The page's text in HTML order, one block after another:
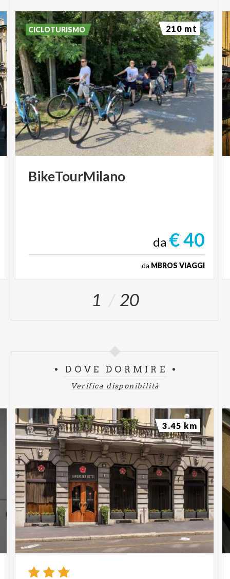
BikeTourMilano
da € 40
da MBROS VIAGGI
CICLOTURISMO 210 mt
1 20
DOVE DORMIRE
Verifica disponibilità
3.45 km